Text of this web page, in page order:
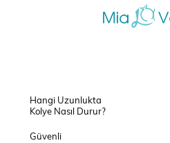
Hangi Uzunlukta
Kolye Nasıl Durur?
Güvenli